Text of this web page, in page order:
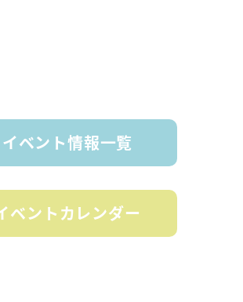
イベント情報一覧
ベントカレンダー